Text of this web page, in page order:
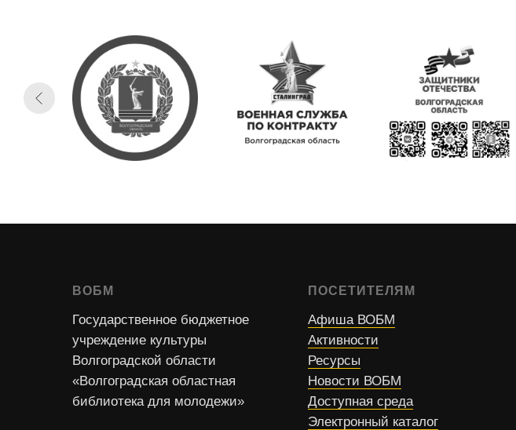
ВОБМ
Государственное бюджетное
учреждение культуры
Волгоградской области
«Волгоградская областная
библиотека для молодежи»
ПОСЕТИТЕЛЯМ
Афиша ВОБМ
Активности
Ресурсы
Новости ВОБМ
Доступная среда
Электронный каталог